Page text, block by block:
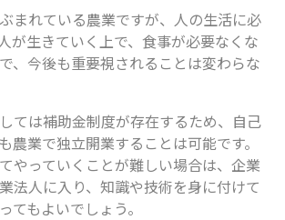
まれている農業ですが、人の生活に必
が生きていく上で、食事が必要なくな
、今後も重要視されることは変わらな
ては補助金制度が存在するため、自己
農業で独立開業することは可能です。
やっていくことが難しい場合は、企業
法人に入り、知識や技術を身に付けて
てもよいでしょう。